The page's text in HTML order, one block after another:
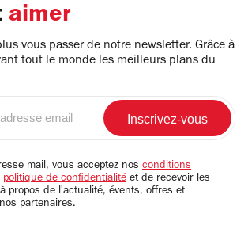
aimer
vous passer de notre newsletter. Grâce à
tout le monde les meilleurs plans du
mail, vous acceptez nos conditions
politique de confidentialité et de recevoir les
propos de l'actualité, évents, offres et
partenaires.